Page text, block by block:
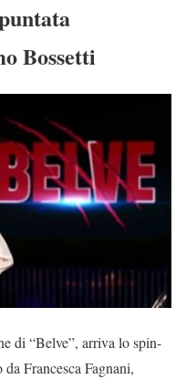
Bossetti
di “Belve”, arriva lo spin-
Francesca Fagnani,